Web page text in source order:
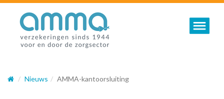
Toggle
Nieuws AMMA-kantoorsluiting